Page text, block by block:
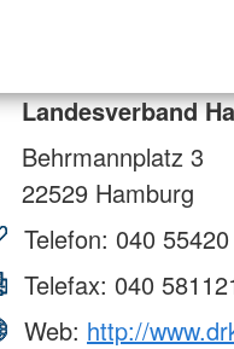
Landesverband
Behrmannplatz 3
22529 Hamburg
Telefon: 040
Telefax: 040
Web: http://